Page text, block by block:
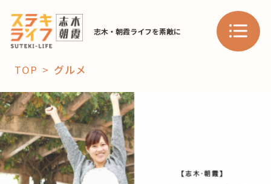
志木・朝霞ライフを素敵に
「コト」
子育て
おすすめ
スポット 学び・教育
TOP グルメ